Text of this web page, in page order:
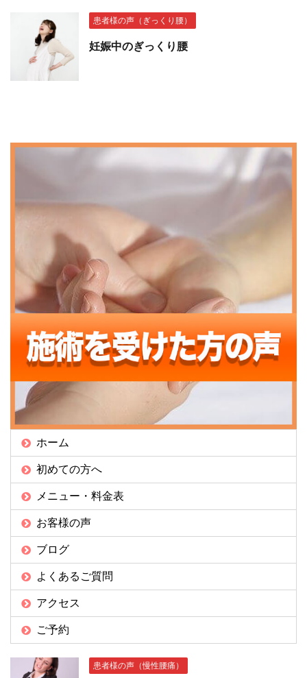
患者様の声（ぎっくり腰）
妊娠中のぎっくり腰
ホーム
初めての方へ
メニュー・料金表
お客様の声
ブログ
よくあるご質問
アクセス
ご予約
患者様の声（慢性腰痛）